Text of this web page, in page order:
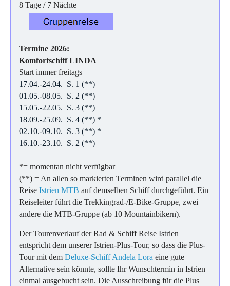
8 Tage / 7 Nächte
Termine 2026:
Komfortschiff LINDA
Start immer freitags
17.04.-24.04. S. 1 (**)
01.05.-08.05. S. 2 (**)
15.05.-22.05. S. 3 (**)
18.09.-25.09. S. 4 (**) *
02.10.-09.10. S. 3 (**) *
16.10.-23.10. S. 2 (**)
*= momentan nicht verfügbar
(**) = An allen so markierten Terminen wird parallel die
Reise Istrien MTB auf demselben Schiff durchgeführt. Ein
Reiseleiter führt die Trekkingrad-/E-Bike-Gruppe, zwei
andere die MTB-Gruppe (ab 10 Mountainbikern).
Der Tourenverlauf der Rad & Schiff Reise Istrien
entspricht dem unserer Istrien-Plus-Tour, so dass die Plus-
Tour mit dem Deluxe-Schiff Andela Lora eine gute
Alternative sein könnte, sollte Ihr Wunschtermin in Istrien
einmal ausgebucht sein. Die Ausschreibung für die Plus